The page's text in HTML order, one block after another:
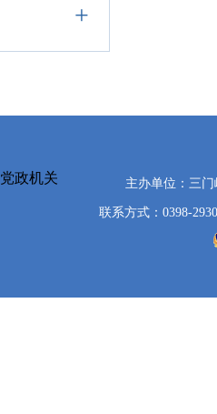
+
党政机关 主办单位：三
联系方式：0398-